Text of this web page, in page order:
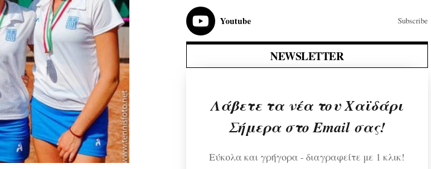
Youtube Subscribe
NEWSLETTER
Λάβετε τα νέα του Χαϊδάρι
Σήμερα στο Email σας!
Εύκολα και γρήγορα - διαγραφείτε με 1 κλικ!